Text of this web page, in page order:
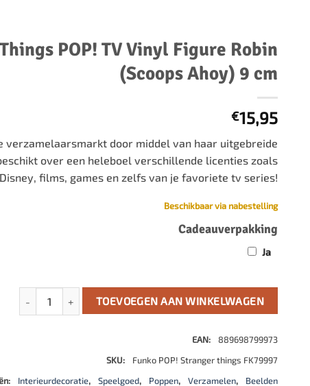
759 stukjes
1000 stukjes
3000 stukjes
5000 stukjes
schaakklok
schaakset
schaakstukken
POP! TV Vinyl Figure Robin
(Scoops Ahoy) 9 cm
€15,95
verzamelaarsmarkt door middel van haar uitgebreide
over een heleboel verschillende licenties zoals
films, games en zelfs van je favoriete tv series!
Beschikbaar via nabestelling
Cadeauverpakking
Ja
Stranger Things POP! TV Vinyl Figure Robin (Scoops Ahoy) 9 cm
TOEVOEGEN AAN WINKELWAGEN
EAN:
889698799973
SKU:
Funko POP! Stranger things FK79997
Interieurdecoratie, Speelgoed, Poppen, Verzamelen,
Beelden